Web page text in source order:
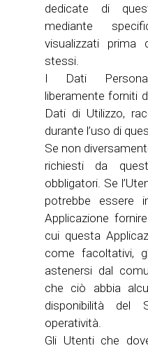
dedicate di
mediante
visualizzati prima
stessi.
I Dati
liberamente forniti
Dati di Utilizzo,
durante l’uso di
Se non
richiesti da
obbligatori. Se
potrebbe essere
Applicazione
cui questa
come facoltativi,
astenersi dal
che ciò abbia
disponibilità del
operatività.
Gli Utenti che